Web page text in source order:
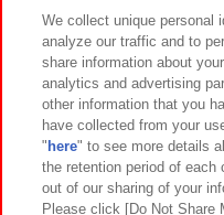
イベント・キャンペーン
関連会社 サステ
プライバシーポリシー ウ
We collect unique personal
analyze our traffic and to
share information about
analytics and advertising
other information that you
have collected from your
" here" to see more details
the retention period of
out of our sharing of your
Please click [Do Not Share